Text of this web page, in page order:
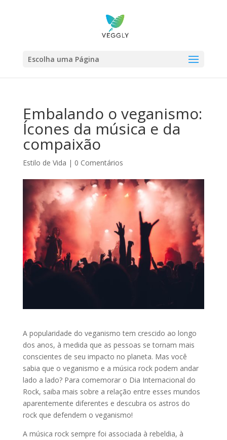
Escolha uma Página
Embalando o veganismo:
Ícones da música e da
compaixão
Estilo de Vida | 0 Comentários
A popularidade do veganismo tem crescido ao longo
dos anos, à medida que as pessoas se tornam mais
conscientes de seu impacto no planeta. Mas você
sabia que o veganismo e a música rock podem andar
lado a lado? Para comemorar o Dia Internacional do
Rock, saiba mais sobre a relação entre esses mundos
aparentemente diferentes e descubra os astros do
rock que defendem o veganismo!
A música rock sempre foi associada à rebeldia, à